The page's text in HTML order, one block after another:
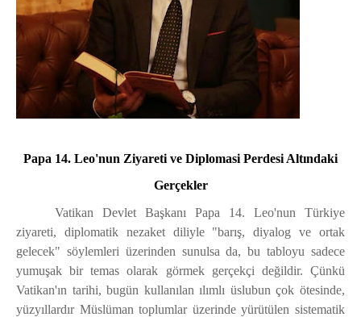
Papa 14. Leo'nun Ziyareti ve Diplomasi Perdesi Altındaki
Gerçekler
Vatikan Devlet Başkanı Papa 14. Leo'nun Türkiye
ziyareti, diplomatik nezaket diliyle "barış, diyalog ve ortak
gelecek" söylemleri üzerinden sunulsa da, bu tabloyu sadece
yumuşak bir temas olarak görmek gerçekçi değildir. Çünkü
Vatikan'ın tarihi, bugün kullanılan ılımlı üslubun çok ötesinde,
yüzyıllardır Müslüman toplumlar üzerinde yürütülen sistematik